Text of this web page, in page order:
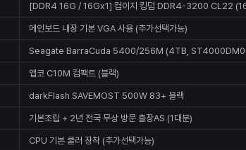
[DDR4 16G / 16Gx1] 컴이지 킹덤 DDR4-3200 CL22
메인보드 내장 기본 VGA 사용 (추가선택가능)
Seagate BarraCuda 5400/256M (4TB,
앱코 C10M 컴팩트 (블랙)
darkFlash SAVEMOST 500W 83+ 블랙
기본조립 + 2년 전국 무상 방문 출장AS (1대분)
CPU 기본 쿨러 장착 (추가선택가능)